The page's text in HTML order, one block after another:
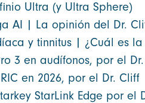
Ultra (y Ultra Sphere)
AI | La opinión del Dr.
y tinnitus | ¿Cuál es la
3 en audífonos, por el
en 2026, por el Dr. Cliff
StarLink Edge por el